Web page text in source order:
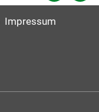
Impressum